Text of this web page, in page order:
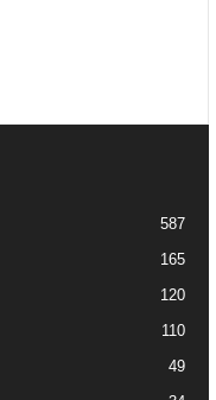
587
165
120
110
49